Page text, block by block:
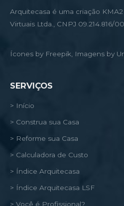
Arquitecasa é uma criação
Virtuais Ltda., CNPJ 09.214.816/
Ícones by Freepik, Imagens by
SERVIÇOS
> Início
> Construa sua Casa
> Reforme sua Casa
> Calculadora de Custo
> Índice Arquitecasa
> Índice Arquitecasa LSF
> Você é Profissional?